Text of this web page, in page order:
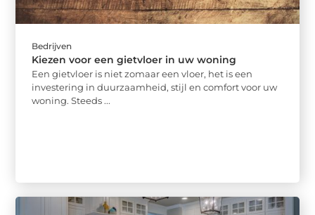
Bedrijven
Kiezen voor een gietvloer in uw woning
Een gietvloer is niet zomaar een vloer, het is een
investering in duurzaamheid, stijl en comfort voor uw
woning. Steeds ...